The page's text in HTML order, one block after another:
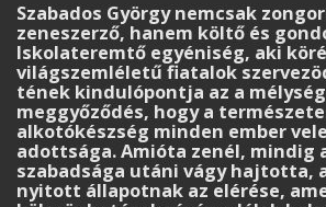
Szabados György nemcsak
zeneszerző, hanem költő és
Iskolateremtő egyéniség, aki
világszemléletű fiatalok
té­nek kindulópontja az a
meggyőződés, hogy a
alkotó­készség minden ember
adottsága. Amióta zenél, mindig
szabadsága utáni vágy hajtotta,
nyitott állapotnak az elérése,